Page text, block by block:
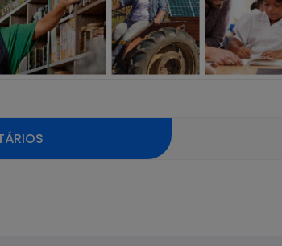
de comentários